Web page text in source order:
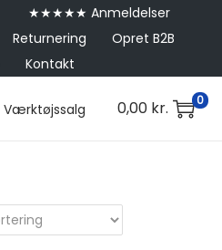
★★★★★ Anmeldelser
Returnering
Opret B2B
Kontakt
0,00 kr. 0